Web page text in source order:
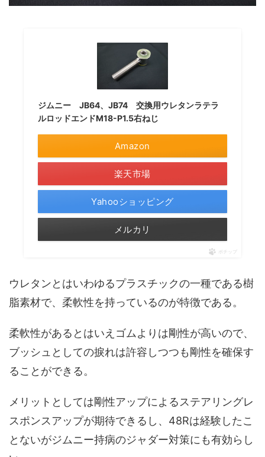
ジムニー JB64、JB74 交換用ウレタンラテラ
ルロッドエンドM18-P1.5右ねじ
Amazon
楽天市場
Yahooショッピング
メルカリ
ポチップ
ウレタンとはいわゆるプラスチックの一種である樹
脂素材で、柔軟性を持っているのが特徴である。
柔軟性があるとはいえゴムよりは剛性が高いので、
ブッシュとしての捩れは許容しつつも剛性を確保す
ることができる。
メリットとしては剛性アップによるステアリングレ
スポンスアップが期待できるし、48Rは経験したこ
とないがジムニー持病のジャダー対策にも有効らし